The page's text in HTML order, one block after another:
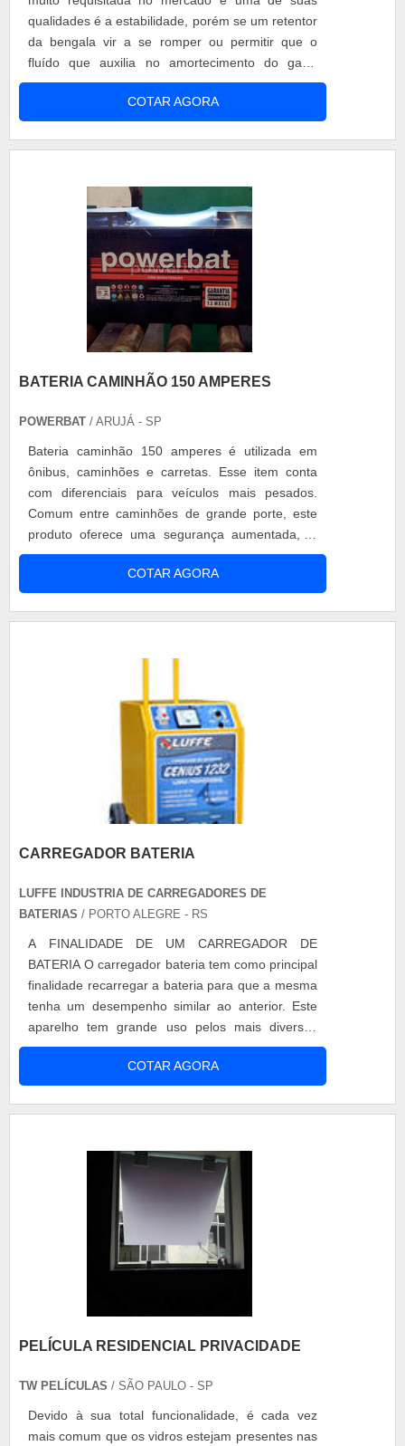
qualidades é a estabilidade, porém se um retentor
da bengala vir a se romper ou permitir que o
fluído que auxilia no amortecimento do garfo
dianteiro escape, essa estabilidade é afetada ao
se transitar por curvas ou pisos irregulares. O
retentor de bengala titan 125 trabalha sob grande
COTAR AGORA
BATERIA CAMINHÃO 150 AMPERES
POWERBAT / ARUJÁ - SP
Bateria caminhão 150 amperes é utilizada em
ônibus, caminhões e carretas. Esse item conta
com diferenciais para veículos mais pesados.
Comum entre caminhões de grande porte, este
produto oferece uma segurança aumentada, já
que está preparada para as oscilações dos
asfaltos de qualquer trajeto, suportando vibrações
e impactos, mesmo com uma carga mais pesada.
COTAR AGORA
CARREGADOR BATERIA
LUFFE INDUSTRIA DE CARREGADORES DE
BATERIAS / PORTO ALEGRE - RS
A FINALIDADE DE UM CARREGADOR DE
BATERIA O carregador bateria tem como principal
finalidade recarregar a bateria para que a mesma
tenha um desempenho similar ao anterior. Este
aparelho tem grande uso pelos mais diversos
tipos de segmentos, com grande destaque para
as empresas do ramo automobilístico e mecânico.
Antes de utilizar esse tipo de carregador é
COTAR AGORA
PELÍCULA RESIDENCIAL PRIVACIDADE
TW PELÍCULAS / SÃO PAULO - SP
Devido à sua total funcionalidade, é cada vez
mais comum que os vidros estejam presentes nas